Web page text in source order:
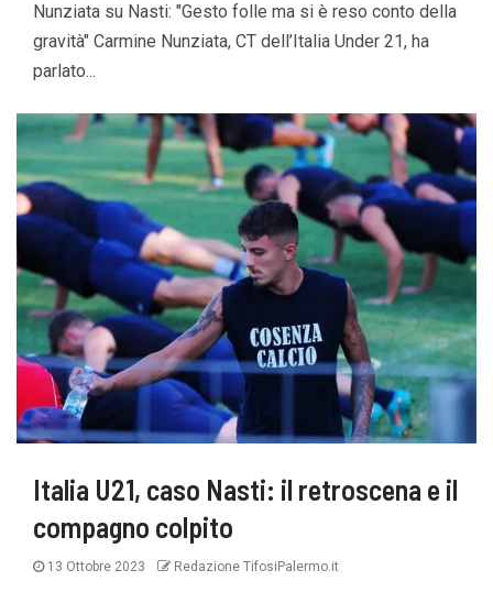
Nunziata su Nasti: "Gesto folle ma si è reso conto della
gravità" Carmine Nunziata, CT dell’Italia Under 21, ha
parlato...
Italia U21, caso Nasti: il retroscena e il
compagno colpito
13 Ottobre 2023 Redazione TifosiPalermo.it